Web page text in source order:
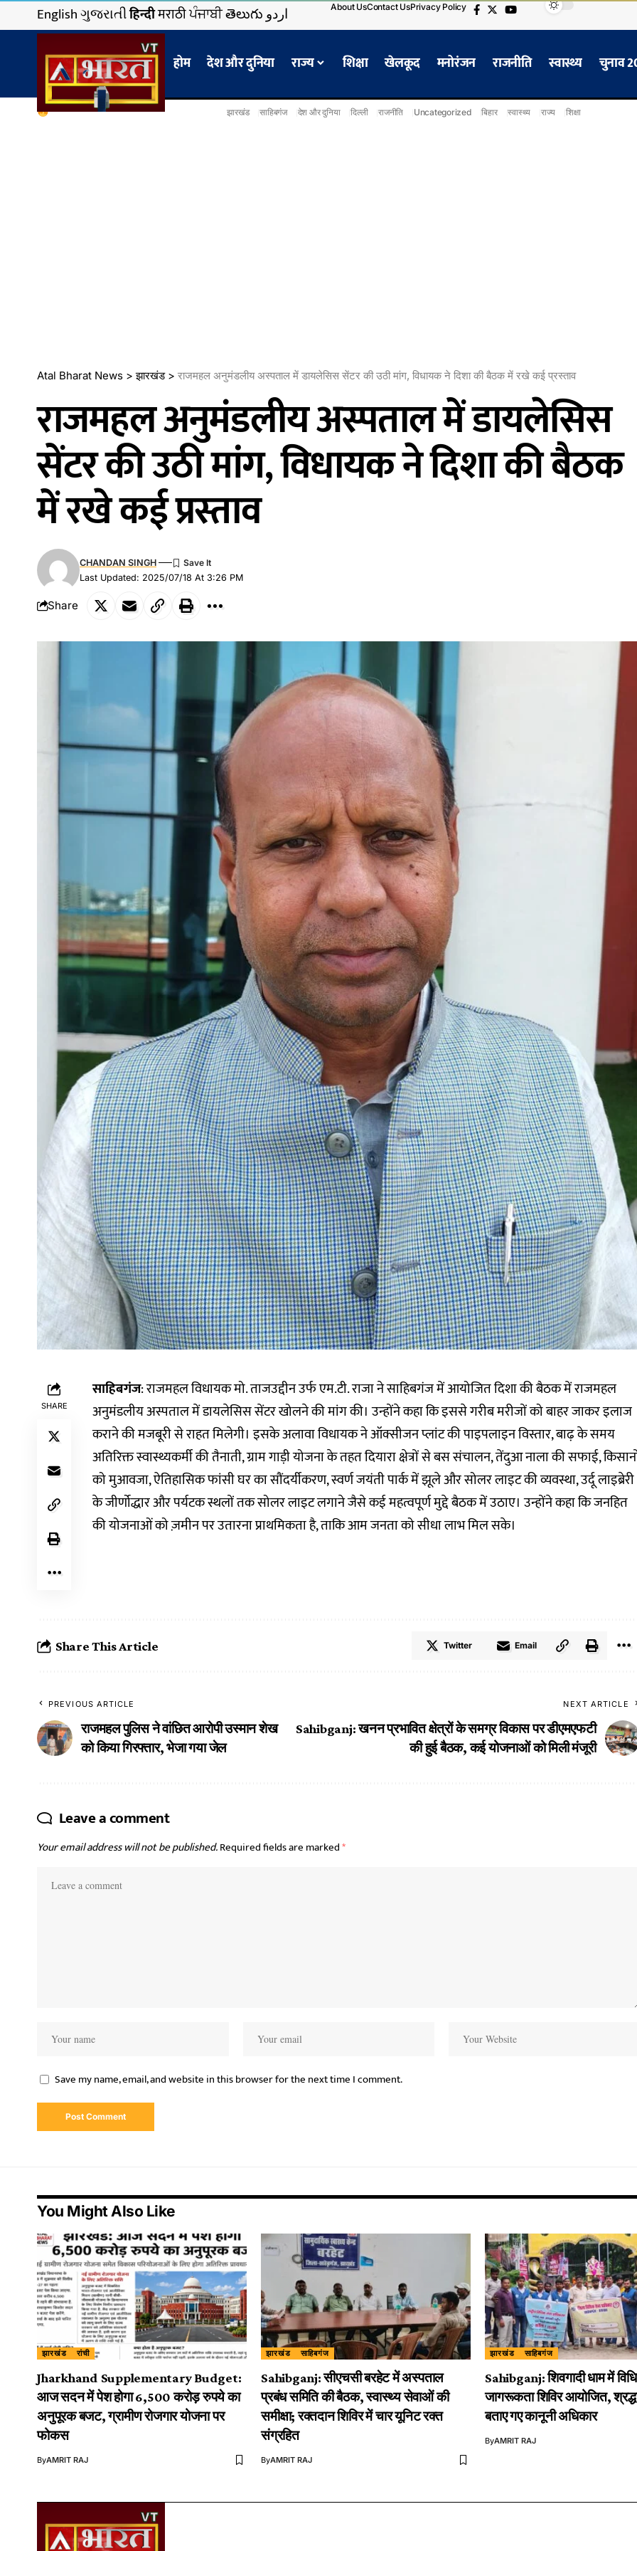
Englishગુજરાતીहिन्दीमराठीਪੰਜਾਬੀతెలుగుاردو About UsContact UsPrivacy Policy
होम देश और दुनिया राज्य शिक्षा खेलकूद मनोरंजन राजनीति स्वास्थ्य चुनाव
झारखंड साहिबगंज देश और दुनिया दिल्ली राजनीति Uncategorized बिहार स्वास्थ्य राज्य शिक्षा
Atal Bharat News >झारखंड> राजमहल अनुमंडलीय अस्पताल में डायलेसिस सेंटर की उठी मांग, विधायक ने दिशा की बैठक में रखे कई प्रस्ताव
राजमहल अनुमंडलीय अस्पताल में डायलेसिस
सेंटर की उठी मांग, विधायक ने दिशा की बैठक
में रखे कई प्रस्ताव
Last Updated: 2025/07/18 At 3:26 PM
CHANDAN SINGH
Share
SHARE
साहिबगंज: राजमहल विधायक मो. ताजउद्दीन उर्फ एम.टी. राजा ने साहिबगंज में आयोजित दिशा की बैठक में राजमहल
अनुमंडलीय अस्पताल में डायलेसिस सेंटर खोलने की मांग की। उन्होंने कहा कि इससे गरीब मरीजों को बाहर जाकर इलाज
कराने की मजबूरी से राहत मिलेगी। इसके अलावा विधायक ने ऑक्सीजन प्लांट की पाइपलाइन विस्तार, बाढ़ के समय
अतिरिक्त स्वास्थ्यकर्मी की तैनाती, ग्राम गाड़ी योजना के तहत दियारा क्षेत्रों से बस संचालन, तेंदुआ नाला की सफाई,
को मुआवजा, ऐतिहासिक फांसी घर का सौंदर्यीकरण, स्वर्ण जयंती पार्क में झूले और सोलर लाइट की व्यवस्था, उर्दू लाइब्रेरी
के जीर्णोद्धार और पर्यटक स्थलों तक सोलर लाइट लगाने जैसे कई महत्वपूर्ण मुद्दे बैठक में उठाए। उन्होंने कहा कि जनहित
की योजनाओं को ज़मीन पर उतारना प्राथमिकता है, ताकि आम जनता को सीधा लाभ मिल सके।
Share This Article Twitter Email
PREVIOUS ARTICLE
राजमहल पुलिस ने वांछित आरोपी उस्मान शेख
को किया गिरफ्तार, भेजा गया जेल
NEXT ARTICLE
Sahibganj: खनन प्रभावित क्षेत्रों के समग्र विकास पर डीएमएफटी
की हुई बैठक, कई योजनाओं को मिली मंजूरी
Leave a comment
Your email address will not be published.Required fields are marked*
Save my name, email, and website in this browser for the next time I comment.
You Might Also Like
झारखंड रांची
Jharkhand Supplementary Budget:
आज सदन में पेश होगा 6,500 करोड़ रुपये का
अनुपूरक बजट, ग्रामीण रोजगार योजना पर
फोकस
ByAMRIT RAJ
झारखंड साहिबगंज
Sahibganj: सीएचसी बरहेट में अस्पताल
प्रबंध समिति की बैठक, स्वास्थ्य सेवाओं की
समीक्षा; रक्तदान शिविर में चार यूनिट रक्त
संग्रहित
ByAMRIT RAJ
झारखंड साहिबगंज
Sahibganj: शिवगादी धाम में
जागरूकता शिविर आयोजित,
बताए गए कानूनी अधिकार
ByAMRIT RAJ